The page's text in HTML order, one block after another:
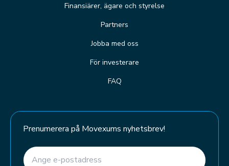
Finansiärer, ägare och styrelse
Partners
Jobba med oss
För investerare
FAQ
Prenumerera på Movexums nyhetsbrev!
E-post